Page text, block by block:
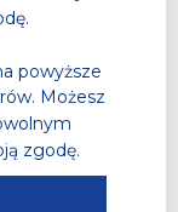
Związku
powyższe
Możesz
zgodę.